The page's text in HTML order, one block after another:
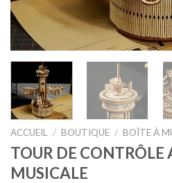
ACCUEIL / BOUTIQUE / BOÎTE À
TOUR DE CONTRÔLE
MUSICALE